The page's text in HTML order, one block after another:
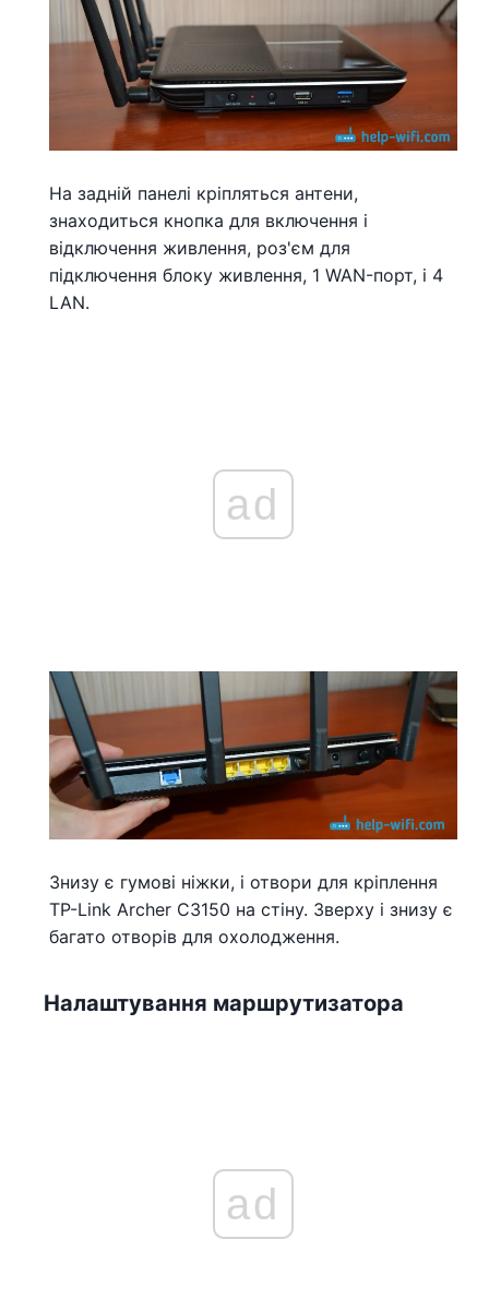
На задній панелі кріпляться антени,
знаходиться кнопка для включення і
відключення живлення, роз'єм для
підключення блоку живлення, 1 WAN-порт, і 4
LAN.
ad
Знизу є гумові ніжки, і отвори для кріплення
TP-Link Archer C3150 на стіну. Зверху і знизу є
багато отворів для охолодження.
Налаштування маршрутизатора
ad